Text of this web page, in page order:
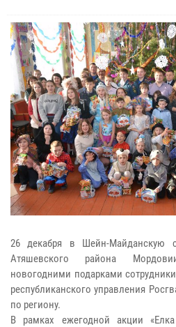
26 декабря в Шейн-Майданскую
Атяшевского района
новогодними подарками
республиканского управления
по региону.
В рамках ежегодной акции